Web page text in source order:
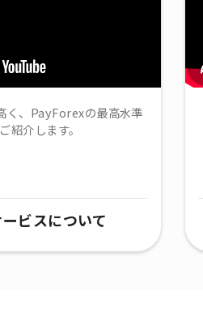
く、PayForexの最高水準
紹介します。
ビスについて